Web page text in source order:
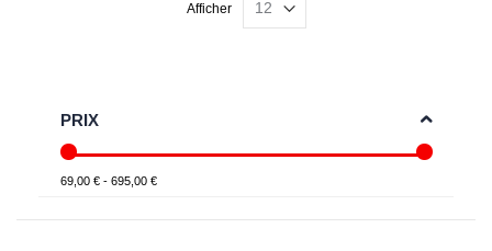
Afficher
PRIX
69,00 € - 695,00 €